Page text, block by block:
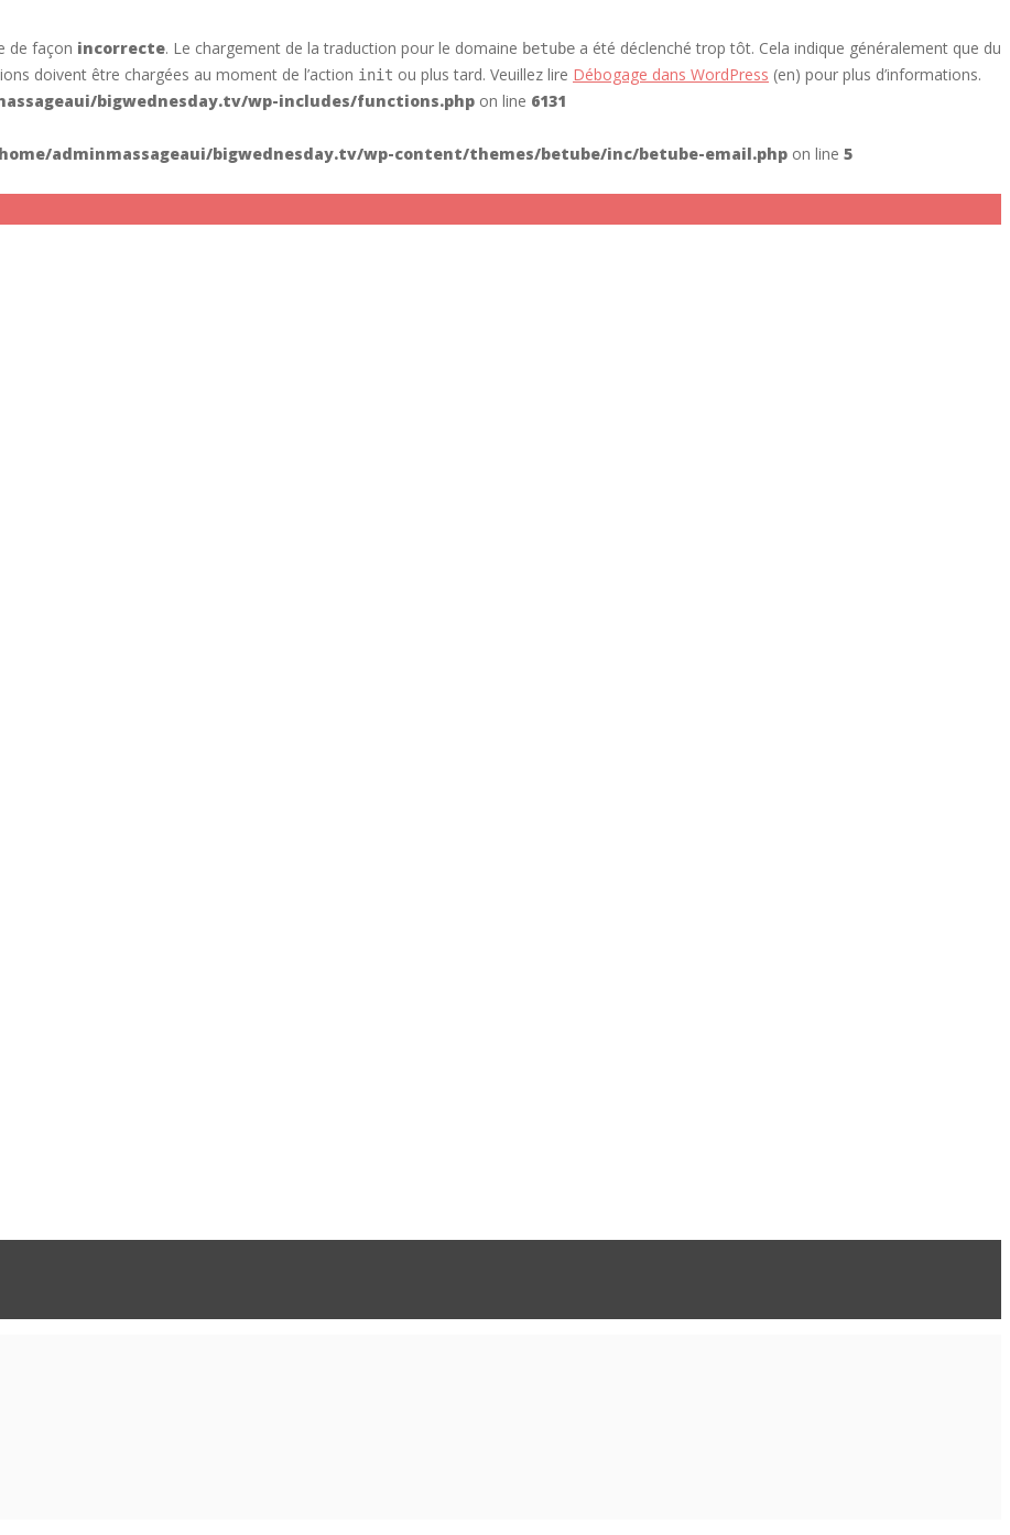
de façon incorrecte. Le chargement de la traduction pour le domaine betube a été déclenché trop tôt. Cela indique généralement que du
doivent être chargées au moment de l’action init ou plus tard. Veuillez lire Débogage dans WordPress (en) pour plus d’informations.
bigwednesday.tv/wp-includes/functions.php on line 6131
adminmassageaui/bigwednesday.tv/wp-content/themes/betube/inc/betube-email.php on line 5